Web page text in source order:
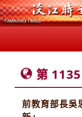
第
前教育部長吳